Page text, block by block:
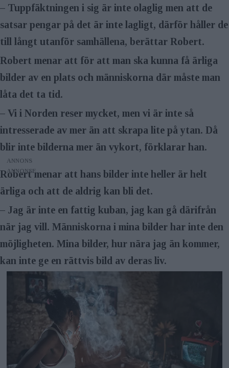
– Tuppfäktningen i sig är inte olaglig men att de
satsar pengar på det är inte lagligt, därför håller de
till långt utanför samhällena, berättar Robert.
Robert menar att för att man ska kunna få ärliga
bilder av en plats och människorna där måste man
låta det ta tid.
– Vi i Norden reser mycket, men vi är inte så
intresserade av mer än att skrapa lite på ytan. Då
blir inte bilderna mer än vykort, förklarar han.
ANNONS
Robert menar att hans bilder inte heller är helt
ärliga och att de aldrig kan bli det.
– Jag är inte en fattig kuban, jag kan gå därifrån
när jag vill. Människorna i mina bilder har inte den
möjligheten. Mina bilder, hur nära jag än kommer,
kan inte ge en rättvis bild av deras liv.